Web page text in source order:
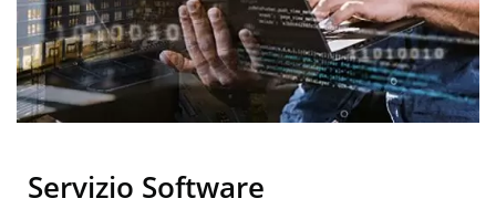
Servizio Software